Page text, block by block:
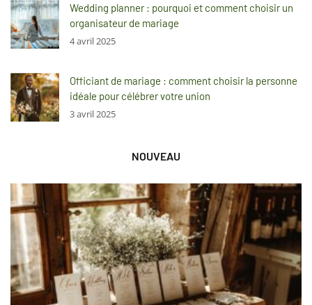
Wedding planner : pourquoi et comment choisir un
organisateur de mariage
4 avril 2025
Officiant de mariage : comment choisir la personne
idéale pour célébrer votre union
3 avril 2025
NOUVEAU